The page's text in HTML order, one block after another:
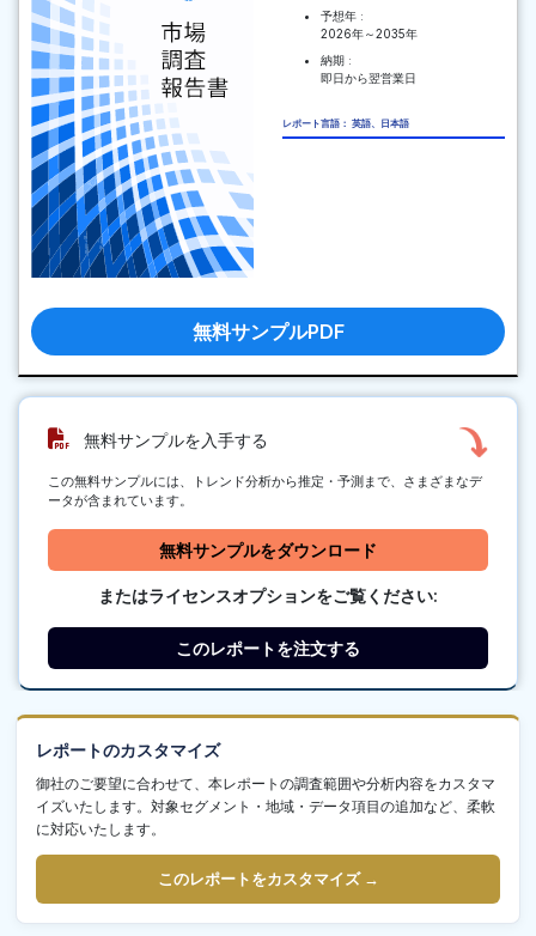
予想年 :
2026年～2035年
納期 :
即日から翌営業日
レポート言語： 英語、日本語
無料サンプルPDF
無料サンプルを入手する
この無料サンプルには、トレンド分析から推定・予測まで、さまざまなデ
ータが含まれています。
無料サンプルをダウンロード
またはライセンスオプションをご覧ください:
このレポートを注文する
レポートのカスタマイズ
御社のご要望に合わせて、本レポートの調査範囲や分析内容をカスタマ
イズいたします。対象セグメント・地域・データ項目の追加など、柔軟
に対応いたします。
このレポートをカスタマイズ →